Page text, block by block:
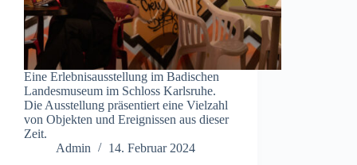
Eine Erlebnisausstellung im Badischen
Landesmuseum im Schloss Karlsruhe.
Die Ausstellung präsentiert eine Vielzahl
von Objekten und Ereignissen aus dieser
Zeit.
Admin
14. Februar 2024